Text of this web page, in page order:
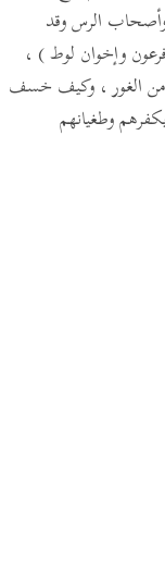
وأصحاب الرس وقد
وإخوان لوط ) ،
من الغور ، وكيف خسف
وطغيانهم